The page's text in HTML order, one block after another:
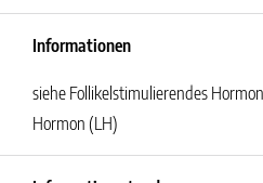
Informationen
siehe Follikelstimulierendes
Hormon (LH)